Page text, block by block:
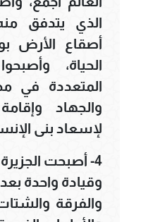
الذي يتدفق
أصقاع الأرض
الحياة،
المتعددة في
والجهاد
لإسعاد بنى
4- أصبحت
وقيادة واحدة
والفرقة